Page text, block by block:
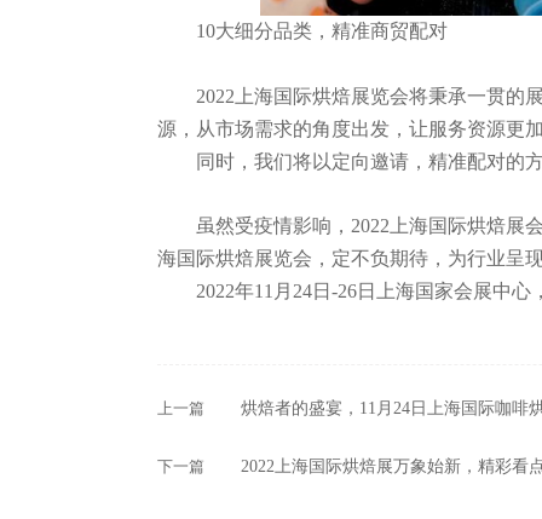
10大细分品类，精准商贸配对
2022上海国际烘焙展览会将秉承一贯的展
源，从市场需求的角度出发，让服务资源更
同时，我们将以定向邀请，精准配对的方
虽然受疫情影响，2022上海国际烘焙展会
海国际烘焙展览会，定不负期待，为行业呈
2022年11月24日-26日上海国家会展中心
上一篇 烘焙者的盛宴，11月24日上海国际咖啡
下一篇 2022上海国际烘焙展万象始新，精彩看